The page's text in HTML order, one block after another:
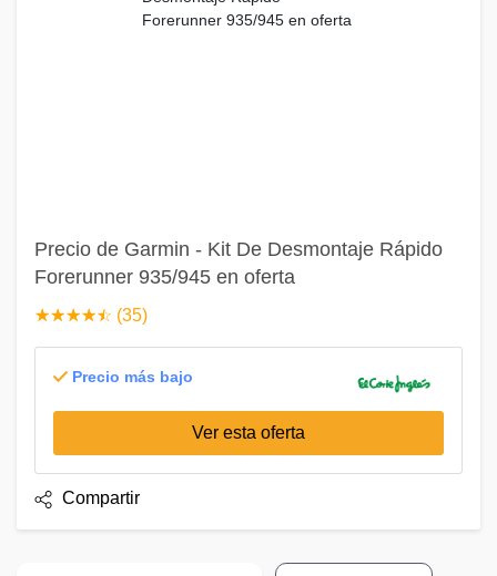
Precio de Garmin - Kit De Desmontaje Rápido
Forerunner 935/945 en oferta
☆☆☆☆☆
★★★★★ (35)
Precio más bajo
Ver esta oferta
Compartir